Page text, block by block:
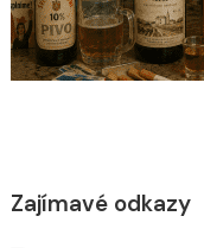
Zajímavé odkazy